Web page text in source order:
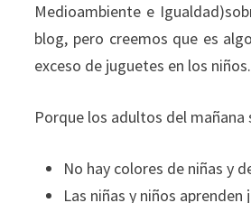
Medioambiente e
blog, pero creemos que es
exceso de juguetes en los niños.
Porque los adultos del mañana
No hay colores de niñas y
Las niñas y niños aprenden